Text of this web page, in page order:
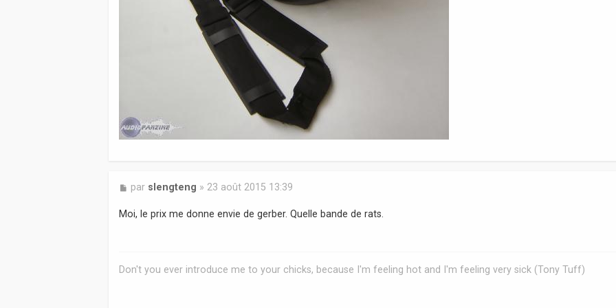
M
s
par slengteng » 23 août 2015 13:39
Moi, le prix me donne envie de gerber. Quelle bande de rats.
Don't you ever introduce me to your chicks, because I'm feeling hot and I'm feeling very sick (Tony Tuff)